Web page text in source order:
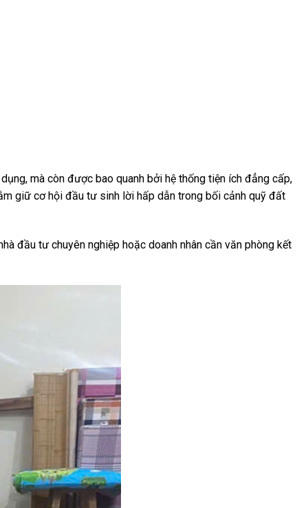
mà còn được bao quanh bởi hệ thống tiện ích đẳng cấp,
giữ cơ hội đầu tư sinh lời hấp dẫn trong bối cảnh quỹ đất
đầu tư chuyên nghiệp hoặc doanh nhân cần văn phòng kết